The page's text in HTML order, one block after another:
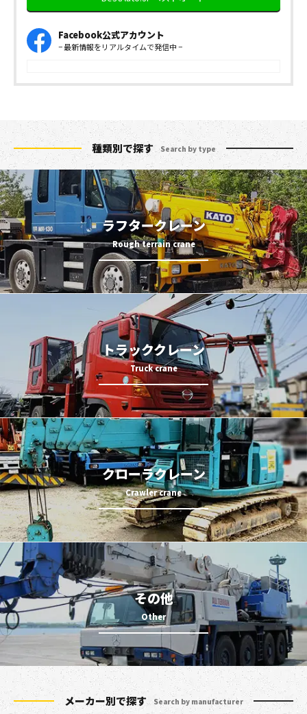
Facebook公式アカウント
− 最新情報をリアルタイムで発信中 −
種類別で探す Search by type
ラフタークレーン
トラッククレーン
クローラクレーン
その他
メーカー別で探す Search by manufacturer